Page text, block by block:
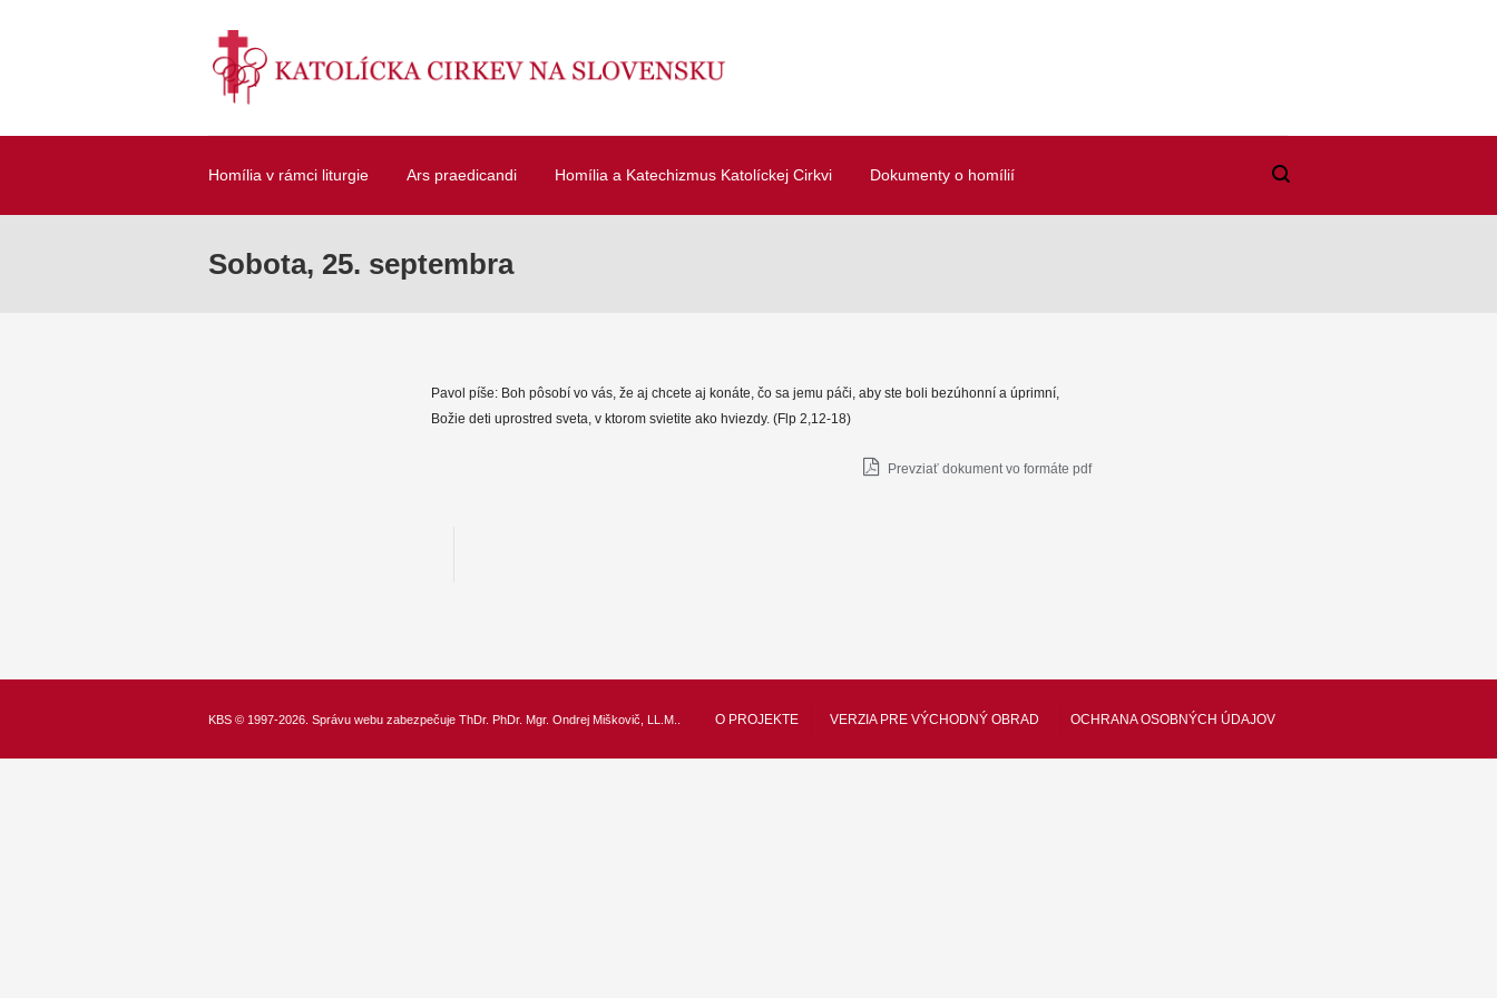
Homília v rámci liturgie Ars praedicandi Homília a Katechizmus Katolíckej Cirkvi Dokumenty o homílií
Sobota, 25. septembra
Pavol píše: Boh pôsobí vo vás, že aj chcete aj konáte, čo sa jemu páči, aby ste boli bezúhonní a úprimní,
Božie deti uprostred sveta, v ktorom svietite ako hviezdy. (Flp 2,12-18)
Prevziať dokument vo formáte pdf
KBS © 1997-2026. Správu webu zabezpečuje ThDr. PhDr. Mgr. Ondrej Miškovič, LL.M. O PROJEKTE VERZIA PRE VÝCHODNÝ OBRAD OCHRANA OSOBNÝCH ÚDAJOV